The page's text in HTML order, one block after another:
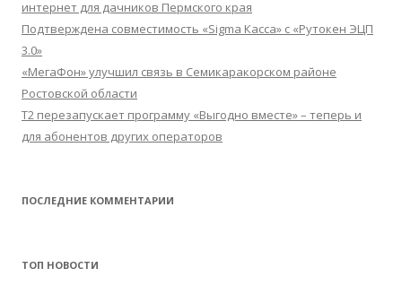
интернет для дачников Пермского края
Подтверждена совместимость «Sigma Касса» с «Рутокен ЭЦП
3.0»
«МегаФон» улучшил связь в Семикаракорском районе
Ростовской области
Т2 перезапускает программу «Выгодно вместе» – теперь и
для абонентов других операторов
ПОСЛЕДНИЕ КОММЕНТАРИИ
ТОП НОВОСТИ